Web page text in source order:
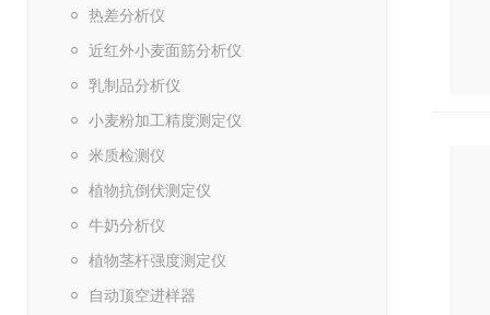
热差分析仪
近红外小麦面筋分析仪
乳制品分析仪
小麦粉加工精度测定仪
米质检测仪
植物抗倒伏测定仪
牛奶分析仪
植物茎杆强度测定仪
自动顶空进样器